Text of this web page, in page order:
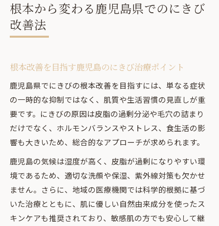
根本から変わる鹿児島県でのにきび
改善法
根本改善を目指す鹿児島のにきび治療ポイント
鹿児島県でにきびの根本改善を目指すには、単なる症状
の一時的な抑制ではなく、肌質や生活習慣の見直しが重
要です。にきびの原因は皮脂の過剰分泌や毛穴の詰まり
だけでなく、ホルモンバランスやストレス、食生活の影
響も大きいため、総合的なアプローチが求められます。
鹿児島の気候は湿度が高く、皮脂が過剰になりやすい環
境であるため、適切な洗顔や保湿、紫外線対策も欠かせ
ません。さらに、地域の医療機関では科学的根拠に基づ
いた治療とともに、肌に優しい自然由来成分を使ったス
キンケアも推奨されており、敏感肌の方でも安心して継